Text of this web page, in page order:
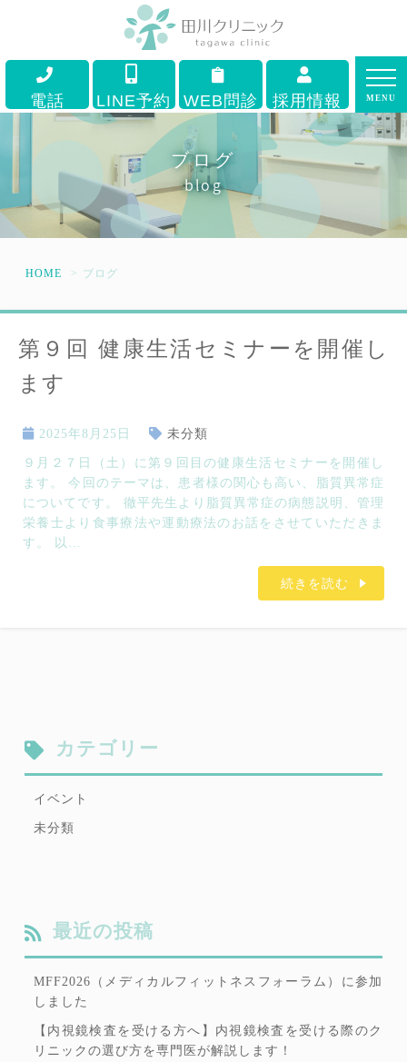
電話 LINE予約 WEB問診 採用情報 MENU
ブログ
blog
HOME ブログ
第９回 健康生活セミナーを開催し
ます
2025年8月25日 未分類
９月２７日（土）に第９回目の健康生活セミナーを開催し
ます。 今回のテーマは、患者様の関心も高い、脂質異常症
についてです。 徹平先生より脂質異常症の病態説明、管理
栄養士より食事療法や運動療法のお話をさせていただきま
す。 以…
続きを読む
カテゴリー
イベント
未分類
最近の投稿
MFF2026（メディカルフィットネスフォーラム）に参加
しました
【内視鏡検査を受ける方へ】内視鏡検査を受ける際のク
リニックの選び方を専門医が解説します！